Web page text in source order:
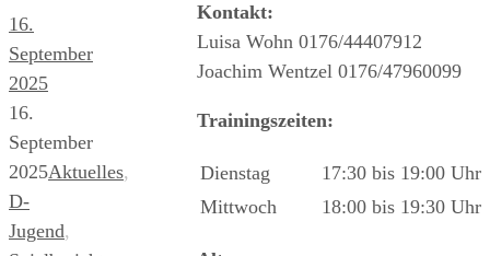
16.
September
2025
16.
September
2025Aktuelles,
D-
Jugend,
Kontakt:
Luisa Wohn 0176/44407912
Joachim Wentzel 0176/47960099
Trainingszeiten:
Dienstag
17:30 bis 19:00 Uhr
Mittwoch
18:00 bis 19:30 Uhr